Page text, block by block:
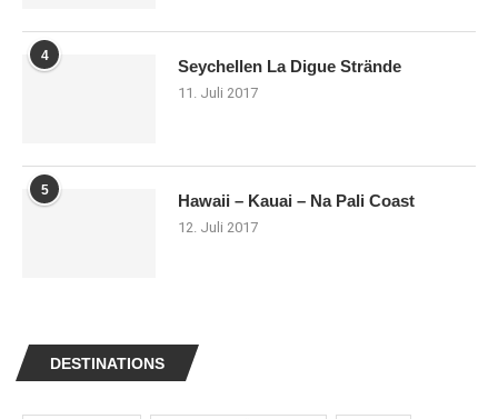
4
Seychellen La Digue Strände
11. Juli 2017
5
Hawaii – Kauai – Na Pali Coast
12. Juli 2017
DESTINATIONS